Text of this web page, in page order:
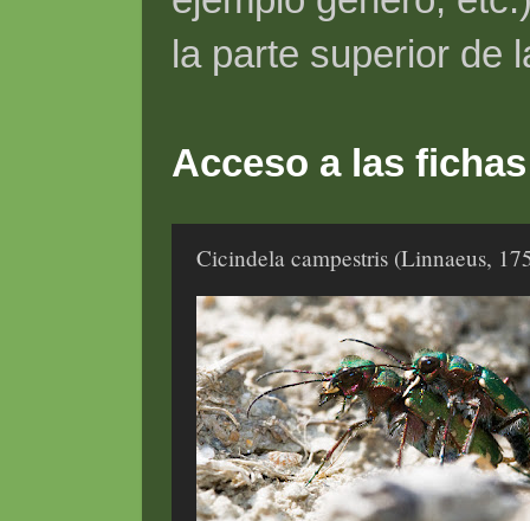
la parte superior de
Acceso a las
Cicindela campestris (Linnaeus,